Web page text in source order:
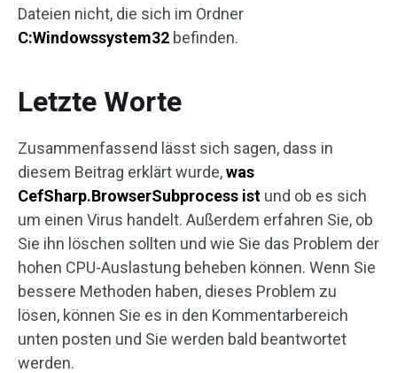
Dateien nicht, die sich im Ordner
C:Windowssystem32 befinden.
Letzte Worte
Zusammenfassend lässt sich sagen, dass in
diesem Beitrag erklärt wurde,was
CefSharp.BrowserSubprocess ist und ob es sich
um einen Virus handelt. Außerdem erfahren Sie, ob
Sie ihn löschen sollten und wie Sie das Problem der
hohen CPU-Auslastung beheben können. Wenn Sie
bessere Methoden haben, dieses Problem zu
lösen, können Sie es in den Kommentarbereich
unten posten und Sie werden bald beantwortet
werden.